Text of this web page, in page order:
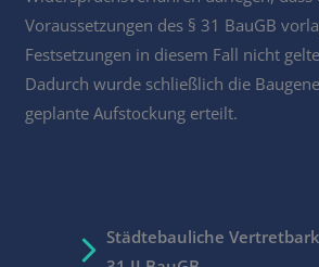
Voraussetzungen des § 31 BauGB
Festsetzungen in diesem Fall nicht
Dadurch wurde schließlich die
geplante Aufstockung erteilt.
Städtebauliche